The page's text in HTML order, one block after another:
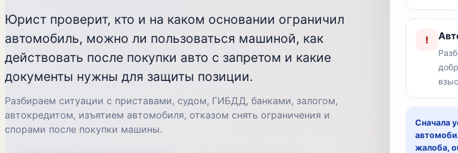
Юрист проверит, кто и на каком основании ограничил
автомобиль, можно ли пользоваться машиной, как
действовать после покупки авто с запретом и какие
документы нужны для защиты позиции.
Разбираем ситуации с приставами, судом, ГИБДД, банками, залогом,
автокредитом, изъятием автомобиля, отказом снять ограничения и
спорами после покупки машины.
!
Сначала
жалоба,